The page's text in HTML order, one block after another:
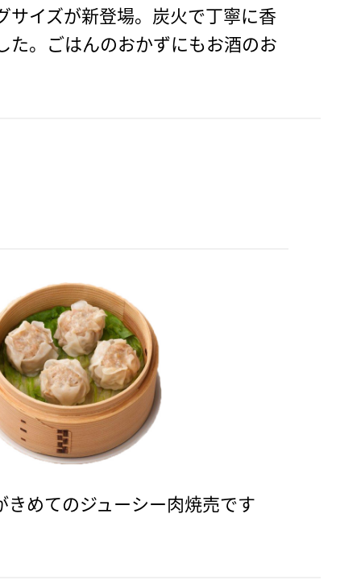
サイズが新登場。炭火で丁寧に香
た。ごはんのおかずにもお酒のお
きめてのジューシー肉焼売です